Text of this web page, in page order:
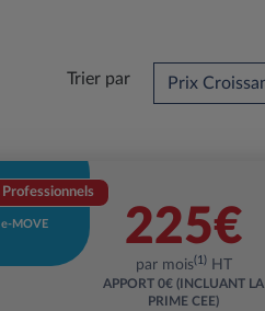
Trier par
Professionnels
e-MOVE 225€
par mois(1)HT
APPORT 0€ (INCLUANT LA
PRIME CEE)